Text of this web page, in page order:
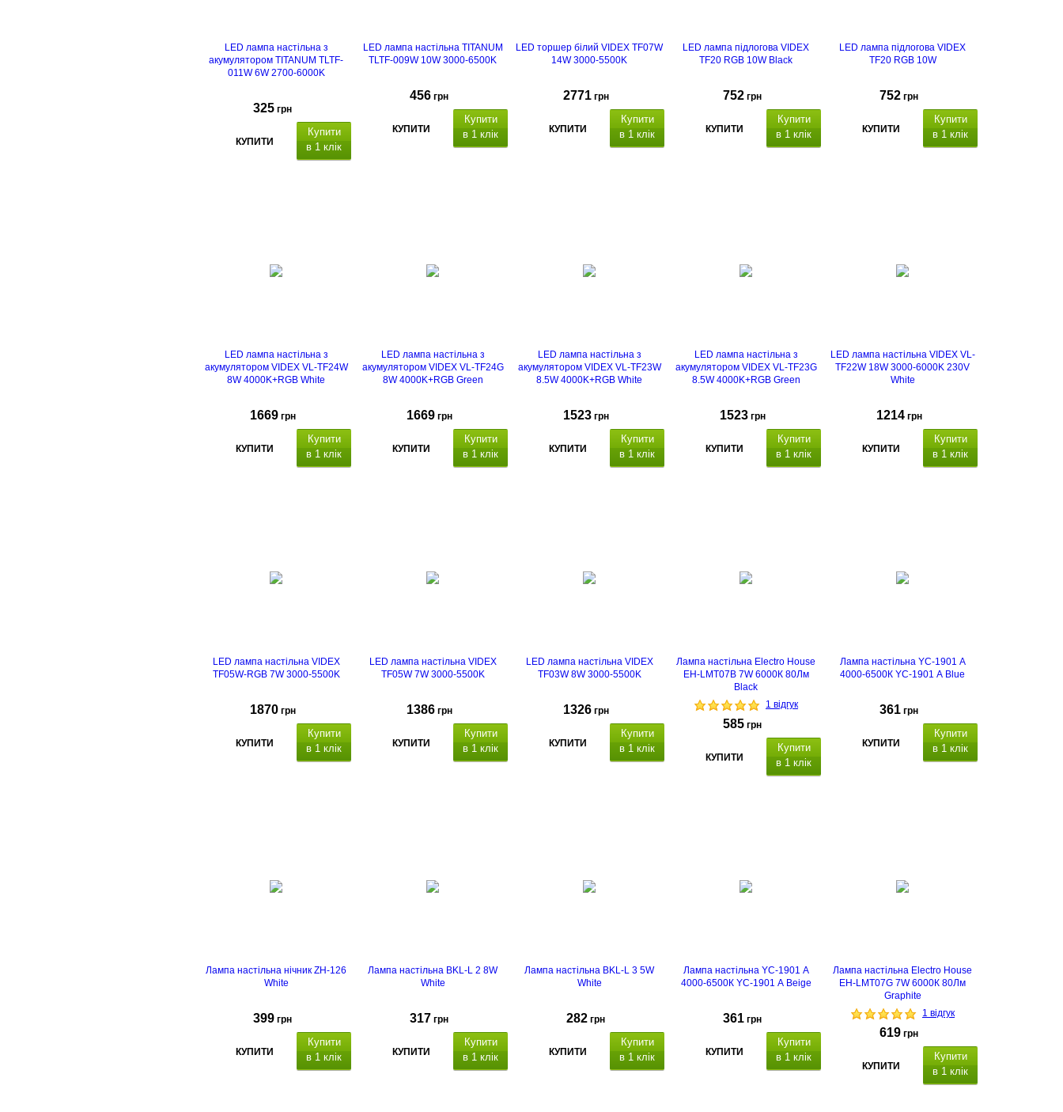
LED лампа настільна з
акумулятором TITANUM TLTF-
011W 6W 2700-6000K
325 грн
КУПИТИ
Купити
в 1 клік
LED лампа настільна TITANUM
TLTF-009W 10W 3000-6500K
456 грн
КУПИТИ
Купити
в 1 клік
LED торшер білий VIDEX TF07W
14W 3000-5500K
2771 грн
КУПИТИ
Купити
в 1 клік
LED лампа підлогова VIDEX
TF20 RGB 10W Black
752 грн
КУПИТИ
Купити
в 1 клік
LED лампа підлогова VIDEX
TF20 RGB 10W
752 грн
КУПИТИ
Купити
в 1 клік
LED лампа настільна з
акумулятором VIDEX VL-TF24W
8W 4000K+RGB White
1669 грн
КУПИТИ
Купити
в 1 клік
LED лампа настільна з
акумулятором VIDEX VL-TF24G
8W 4000K+RGB Green
1669 грн
КУПИТИ
Купити
в 1 клік
LED лампа настільна з
акумулятором VIDEX VL-TF23W
8.5W 4000K+RGB White
1523 грн
КУПИТИ
Купити
в 1 клік
LED лампа настільна з
акумулятором VIDEX VL-TF23G
8.5W 4000K+RGB Green
1523 грн
КУПИТИ
Купити
в 1 клік
LED лампа настільна VIDEX VL-
TF22W 18W 3000-6000K 230V
White
1214 грн
КУПИТИ
Купити
в 1 клік
LED лампа настільна VIDEX
TF05W-RGB 7W 3000-5500K
1870 грн
КУПИТИ
Купити
в 1 клік
LED лампа настільна VIDEX
TF05W 7W 3000-5500K
1386 грн
КУПИТИ
Купити
в 1 клік
LED лампа настільна VIDEX
TF03W 8W 3000-5500K
1326 грн
КУПИТИ
Купити
в 1 клік
Лампа настільна Electro House
EH-LMT07B 7W 6000К 80Лм
Black
1 відгук
585 грн
КУПИТИ
Купити
в 1 клік
Лампа настільна YC-1901 A
4000-6500К YC-1901 A Blue
361 грн
КУПИТИ
Купити
в 1 клік
Лампа настільна нічник ZH-126
White
399 грн
КУПИТИ
Купити
в 1 клік
Лампа настільна BKL-L 2 8W
White
317 грн
КУПИТИ
Купити
в 1 клік
Лампа настільна BKL-L 3 5W
White
282 грн
КУПИТИ
Купити
в 1 клік
Лампа настільна YC-1901 A
4000-6500К YC-1901 A Beige
361 грн
КУПИТИ
Купити
в 1 клік
Лампа настільна Electro House
EH-LMT07G 7W 6000К 80Лм
Graphite
1 відгук
619 грн
КУПИТИ
Купити
в 1 клік